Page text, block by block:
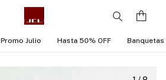
Promo Julio Hasta 50% OFF Banquetas